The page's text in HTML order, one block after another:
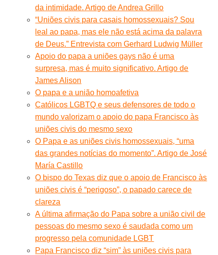
da intimidade. Artigo de Andrea Grillo
“Uniões civis para casais homossexuais? Sou
leal ao papa, mas ele não está acima da palavra
de Deus.” Entrevista com Gerhard Ludwig Müller
Apoio do papa a uniões gays não é uma
surpresa, mas é muito significativo. Artigo de
James Alison
O papa e a união homoafetiva
Católicos LGBTQ e seus defensores de todo o
mundo valorizam o apoio do papa Francisco às
uniões civis do mesmo sexo
O Papa e as uniões civis homossexuais, “uma
das grandes notícias do momento”. Artigo de José
María Castillo
O bispo do Texas diz que o apoio de Francisco às
uniões civis é “perigoso”, o papado carece de
clareza
A última afirmação do Papa sobre a união civil de
pessoas do mesmo sexo é saudada como um
progresso pela comunidade LGBT
Papa Francisco diz “sim” às uniões civis para